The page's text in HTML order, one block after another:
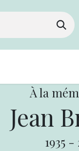
À la
Jean
1935 -